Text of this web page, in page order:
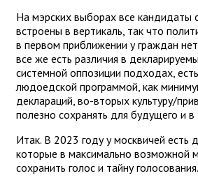
На мэрских выборах все кандидаты
встроены в вертикаль, так что
в первом приближении у граждан
все же есть различия в
системной оппозиции подходах,
людоедской программой, как
деклараций, во-вторых культуру/
полезно сохранять для будущего и в
Итак. В 2023 году у москвичей есть
которые в максимально возможной
сохранить голос и тайну голосования.